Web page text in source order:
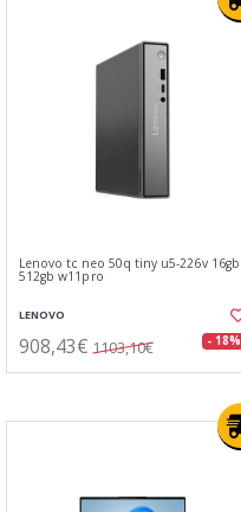
Lenovo tc neo 50q tiny u5-226v 16gb
512gb w11pro
LENOVO
908,43€ 1103,10€ - 18%